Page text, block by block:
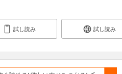
試し読み 試し読み